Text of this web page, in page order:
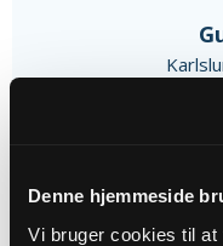
Denne hjemmeside
Vi bruger cookies til